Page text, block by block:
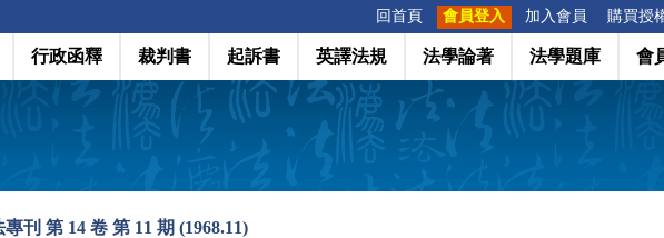
回首頁 會員登入 加入會員 購買授
行政函釋 裁判書 起訴書 英譯法規 法學論著 法學題庫 會
專刊 第 14 卷 第 11 期 (1968.11)